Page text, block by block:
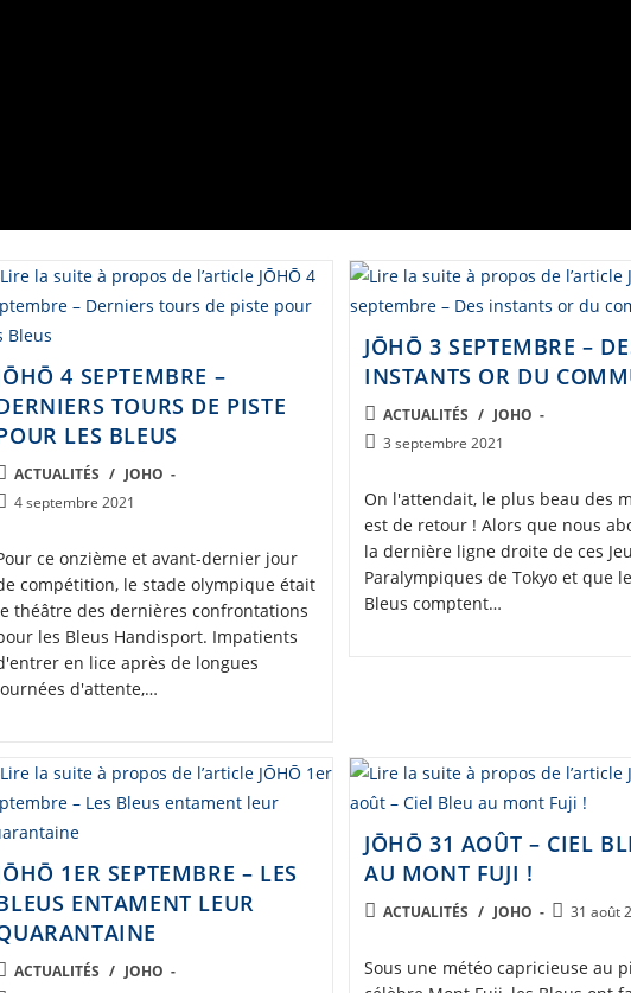
4 SEPTEMBRE –
TOURS DE PISTE
LES BLEUS
ACTUALITÉS / JOHO
4 septembre 2021
ce onzième et avant-dernier jour
compétition, le stade olympique était
théâtre des dernières confrontations
les Bleus Handisport. Impatients
en lice après de longues
d'attente,…
JŌHŌ 3 SEPTEMBRE –
INSTANTS OR DU
POST
CATEGORY:
ACTUALITÉS / JOHO
Post3 septembre 2021
On l'attendait, le plus beau des
est de retour ! Alors que nous
la dernière ligne droite de ces
Paralympiques de Tokyo et que
Bleus comptent…
1ER SEPTEMBRE – LES
ENTAMENT LEUR
ACTUALITÉS / JOHO
JŌHŌ 31 AOÛT – CIEL
AU MONT FUJI !
POSTACTUALITÉS / JOHO
Post31 août
Sous une météo capricieuse au